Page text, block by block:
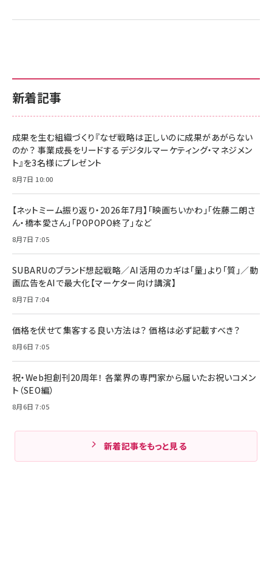
新着記事
成果を生む組織づくり『なぜ戦略は正しいのに成果があがらない
のか？ 事業成長をリードするデジタルマーケティング・マネジメン
ト』を3名様にプレゼント
8月7日 10:00
【ネットミーム振り返り・2026年7月】「映画ちいかわ」「佐藤二朗さ
ん・橋本愛さん」「POPOPO終了」など
8月7日 7:05
SUBARUのブランド想起戦略／AI活用のカギは「量」より「質」／動
画広告をAIで最大化【マーケター向け講演】
8月7日 7:04
価格を伏せて集客する良い方法は？ 価格は必ず記載すべき？
8月6日 7:05
祝・Web担創刊20周年！ 各業界の専門家から届いたお祝いコメン
ト（SEO編）
8月6日 7:05
新着記事をもっと見る